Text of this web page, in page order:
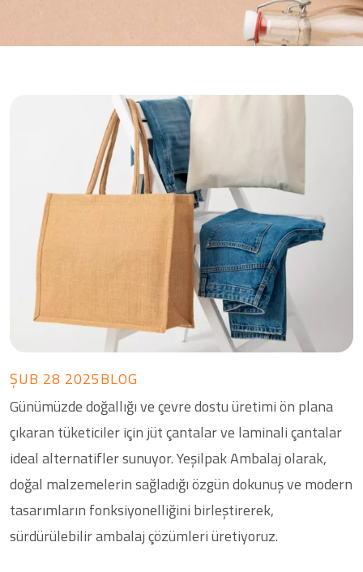
ŞUB 28 2025BLOG
Günümüzde doğallığı ve çevre dostu üretimi ön plana
çıkaran tüketiciler için jüt çantalar ve laminali çantalar
ideal alternatifler sunuyor. Yeşilpak Ambalaj olarak,
doğal malzemelerin sağladığı özgün dokunuş ve modern
tasarımların fonksiyonelliğini birleştirerek,
sürdürülebilir ambalaj çözümleri üretiyoruz.